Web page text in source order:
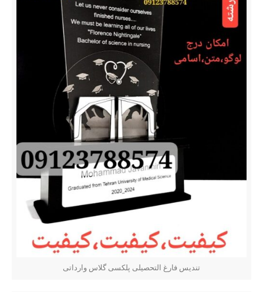
تندیس فارغ التحصیلی پلکسی گلاس وارداتی